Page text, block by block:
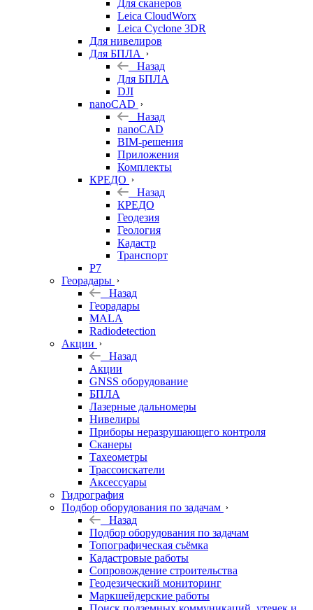
Для сканеров
Leica CloudWorx
Leica Cyclone 3DR
Для нивелиров
Для БПЛА
Назад
Для БПЛА
DJI
nanoCAD
Назад
nanoCAD
BIM-решения
Приложения
Комплекты
КРЕДО
Назад
КРЕДО
Геодезия
Геология
Кадастр
Транспорт
Р7
Георадары
Назад
Георадары
MALA
Radiodetection
Акции
Назад
Акции
GNSS оборудование
БПЛА
Лазерные дальномеры
Нивелиры
Приборы неразрушающего контроля
Сканеры
Тахеометры
Трассоискатели
Аксессуары
Гидрография
Подбор оборудования по задачам
Назад
Подбор оборудования по задачам
Топографическая съёмка
Кадастровые работы
Сопровождение строительства
Геодезический мониторинг
Маркшейдерские работы